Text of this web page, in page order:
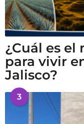
¿Cuál es
para vivir
Jalisco?
3